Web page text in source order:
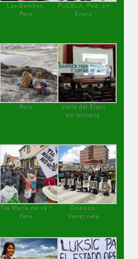
Las Bambas,
Perú
PUEBLA, Pue, 27
Enero
Perú
Valle del Elqui
sin minería.
Tía María no va !
Perú
Orinoco,
Venezuela